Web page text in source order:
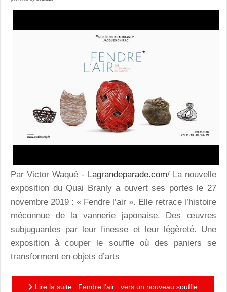
Par Victor Waqué - Lagrandeparade.com/ La nouvelle
exposition du Quai Branly a ouvert ses portes le 27
novembre 2019 : « Fendre l’air ». Elle retrace l’histoire
méconnue de la vannerie japonaise. Des œuvres
subjuguantes par leur finesse et leur légèreté. Une
exposition à couper le souffle où des paniers se
transforment en objets d’arts
Lire la suite : Fendre l’air : vers un nouveau souffle